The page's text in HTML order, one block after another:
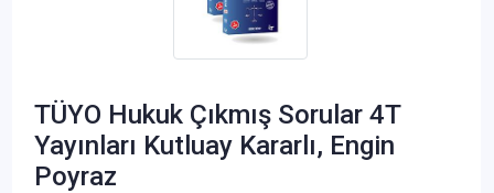
TÜYO Hukuk Çıkmış Sorular 4T
Yayınları Kutluay Kararlı, Engin
Poyraz